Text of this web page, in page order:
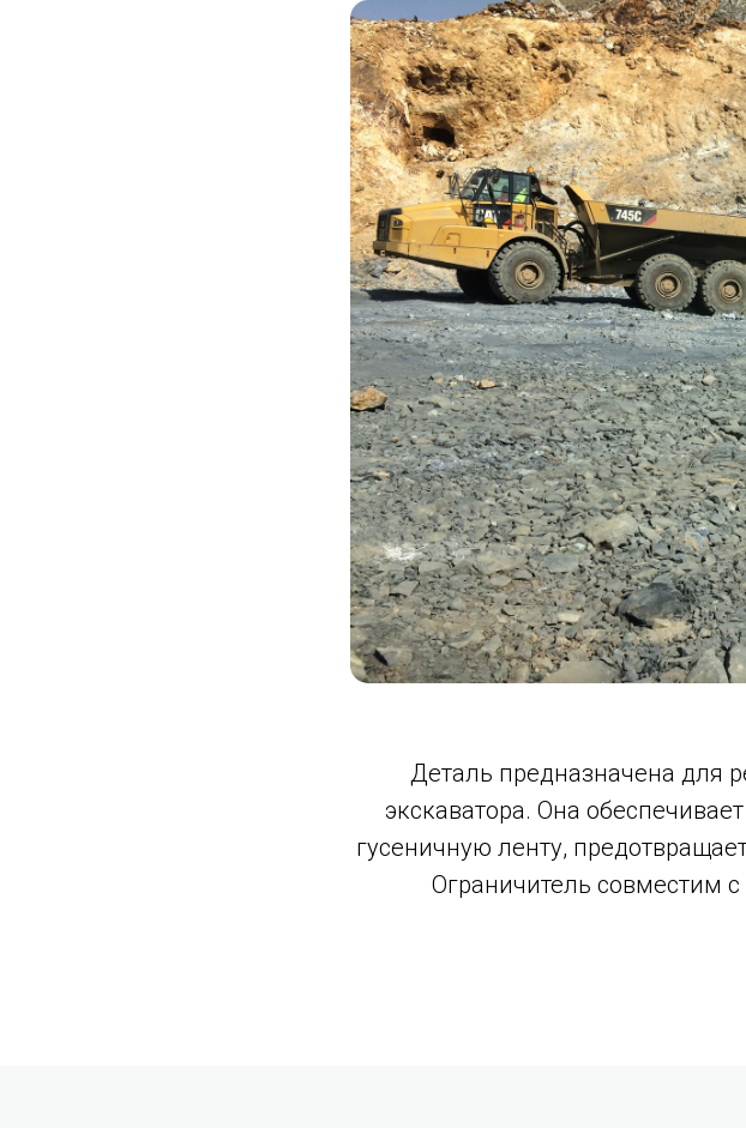
Деталь предназначена для
экскаватора. Она
гусеничную ленту,
Ограничитель совместим